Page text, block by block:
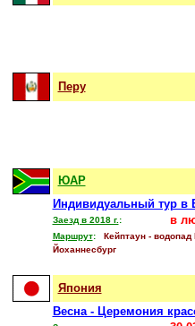
Перу
ЮАР
Индивидуальный тур в
Заезд в 2018 г. : в
Маршрут: Кейптаун- водопад
Йоханнесбург
Япония
Весна - Церемония